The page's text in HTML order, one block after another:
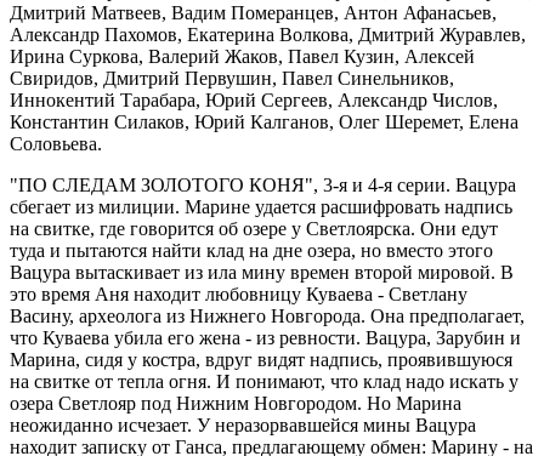
Дмитрий Матвеев, Вадим Померанцев, Антон Афанасьев,
Александр Пахомов, Екатерина Волкова, Дмитрий Журавлев,
Ирина Суркова, Валерий Жаков, Павел Кузин, Алексей
Свиридов, Дмитрий Первушин, Павел Синельников,
Иннокентий Тарабара, Юрий Сергеев, Александр Числов,
Константин Силаков, Юрий Калганов, Олег Шеремет, Елена
Соловьева.
"ПО СЛЕДАМ ЗОЛОТОГО КОНЯ", 3-я и 4-я серии. Вацура
сбегает из милиции. Марине удается расшифровать надпись
на свитке, где говорится об озере у Светлоярска. Они едут
туда и пытаются найти клад на дне озера, но вместо этого
Вацура вытаскивает из ила мину времен второй мировой. В
это время Аня находит любовницу Куваева - Светлану
Васину, археолога из Нижнего Новгорода. Она предполагает,
что Куваева убила его жена - из ревности. Вацура, Зарубин и
Марина, сидя у костра, вдруг видят надпись, проявившуюся
на свитке от тепла огня. И понимают, что клад надо искать у
озера Светлояр под Нижним Новгородом. Но Марина
неожиданно исчезает. У неразорвавшейся мины Вацура
находит записку от Ганса, предлагающему обмен: Марину - на